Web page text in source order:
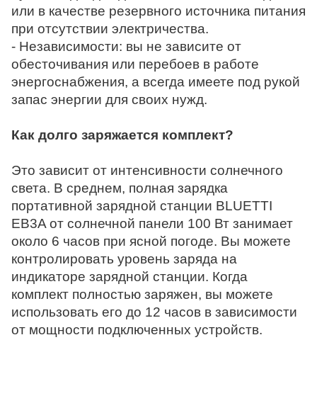
или в качестве резервного источника питания
при отсутствии электричества.
- Независимости: вы не зависите от
обесточивания или перебоев в работе
энергоснабжения, а всегда имеете под рукой
запас энергии для своих нужд.
Как долго заряжается комплект?
Это зависит от интенсивности солнечного
света. В среднем, полная зарядка
портативной зарядной станции BLUETTI
EB3A от солнечной панели 100 Вт занимает
около 6 часов при ясной погоде. Вы можете
контролировать уровень заряда на
индикаторе зарядной станции. Когда
комплект полностью заряжен, вы можете
использовать его до 12 часов в зависимости
от мощности подключенных устройств.